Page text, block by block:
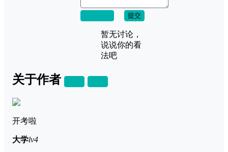
提交
暂无讨论，
说说你的看
法吧
关于作者
开考啦
大学lv4